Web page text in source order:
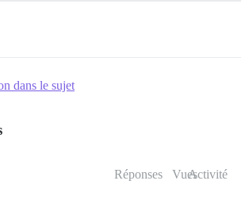
dans le sujet
Réponses VuesActivité